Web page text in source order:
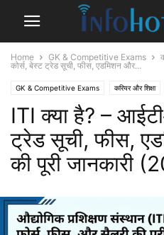
Home GK & Competitive Exams
कोर्स, बेस्ट ट्रेड सूची, फीस, एडमिशन और...
GK & Competitive Exams करियर और शिक्षा
ITI क्या है? –
ट्रेड सूची, फीस,
की पूरी जानकारी